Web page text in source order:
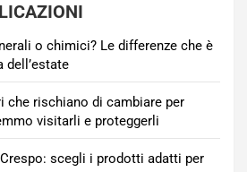
o chimici? Le differenze che è
dell’estate
che rischiano di cambiare per
visitarli e proteggerli
scegli i prodotti adatti per